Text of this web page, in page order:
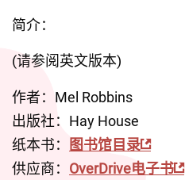
简介：
(请参阅英文版本)
作者：Mel Robbins
出版社：Hay House
纸本书： 图书馆目录
供应商： OverDrive电子书